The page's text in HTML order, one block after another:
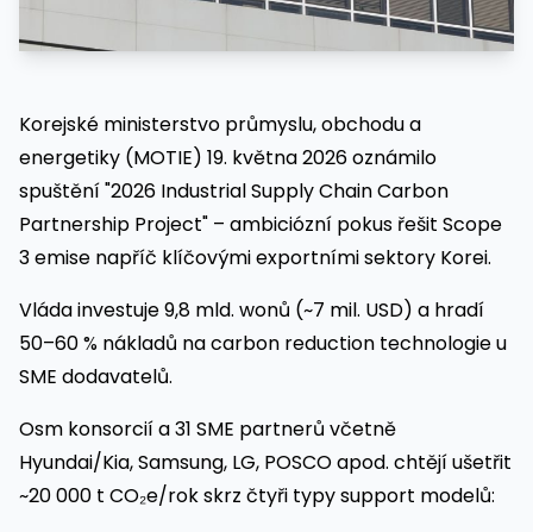
Korejské ministerstvo průmyslu, obchodu a
energetiky (MOTIE) 19. května 2026 oznámilo
spuštění "2026 Industrial Supply Chain Carbon
Partnership Project" – ambiciózní pokus řešit Scope
3 emise napříč klíčovými exportními sektory Korei.
Vláda investuje 9,8 mld. wonů (~7 mil. USD) a hradí
50–60 % nákladů na carbon reduction technologie u
SME dodavatelů.
Osm konsorcií a 31 SME partnerů včetně
Hyundai/Kia, Samsung, LG, POSCO apod. chtějí ušetřit
~20 000 t CO₂e/rok skrz čtyři typy support modelů: